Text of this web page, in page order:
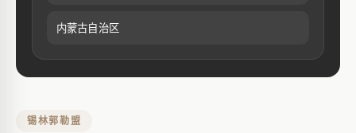
内蒙古自治区
锡林郭勒盟